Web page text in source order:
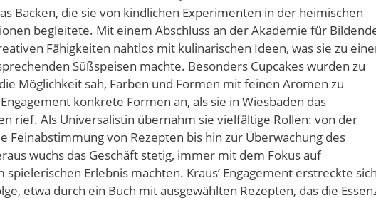
Backen, die sie von kindlichen Experimenten in der heimischen
begleitete. Mit einem Abschluss an der Akademie für
Fähigkeiten nahtlos mit kulinarischen Ideen, was sie zu
Süßspeisen machte. Besonders Cupcakes wurden zu
Möglichkeit sah, Farben und Formen mit feinen Aromen zu
konkrete Formen an, als sie in Wiesbaden das
rief. Als Universalistin übernahm sie vielfältige Rollen: von der
Feinabstimmung von Rezepten bis hin zur Überwachung des
wuchs das Geschäft stetig, immer mit dem Fokus auf
Erlebnis machten. Kraus‘ Engagement erstreckte
etwa durch ein Buch mit ausgewählten Rezepten, das die